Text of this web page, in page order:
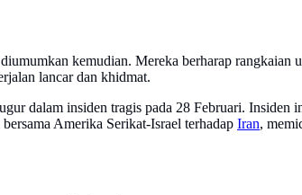
kemudian. Mereka berharap rangkaian
lancar dan khidmat.
dalam insiden tragis pada 28 Februari. Insiden
Amerika Serikat-Israel terhadap Iran,